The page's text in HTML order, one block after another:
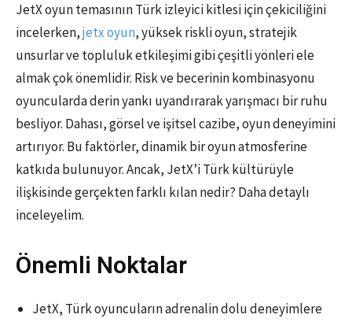
JetX oyun temasının Türk izleyici kitlesi için çekiciliğini
incelerken,jetx oyun, yüksek riskli oyun, stratejik
unsurlar ve topluluk etkileşimi gibi çeşitli yönleri ele
almak çok önemlidir. Risk ve becerinin kombinasyonu
oyuncularda derin yankı uyandırarak yarışmacı bir ruhu
besliyor. Dahası, görsel ve işitsel cazibe, oyun deneyimini
artırıyor. Bu faktörler, dinamik bir oyun atmosferine
katkıda bulunuyor. Ancak, JetX’i Türk kültürüyle
ilişkisinde gerçekten farklı kılan nedir? Daha detaylı
inceleyelim.
Önemli Noktalar
JetX, Türk oyuncuların adrenalin dolu deneyimlere